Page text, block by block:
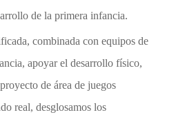
de la primera infancia.
combinada con equipos de
apoyar el desarrollo físico,
de área de juegos
real, desglosamos los